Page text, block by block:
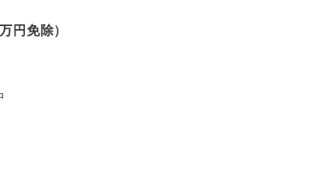
円免除）